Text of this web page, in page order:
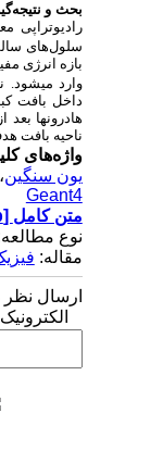
بحث و نتیجه
رادیوتراپی
سلول‌های سالم
بازه انرژی
وارد می­شود.
داخل بافت
هادرون­ها بعد
ناحیه بافت
واژه‌های
یون سنگین،
Geant4
متن کامل[PDF 1367 kb]
نوع مطالعه:
مقاله:
ارسال نظر